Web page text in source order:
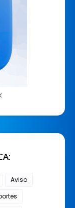
Aviso